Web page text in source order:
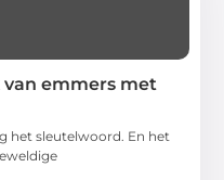
emmers met
het sleutelwoord. En het